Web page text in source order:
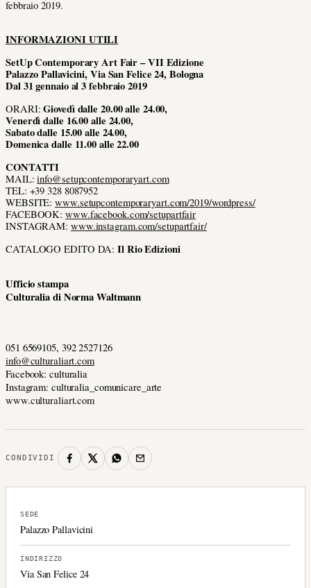
febbraio 2019.
INFORMAZIONI UTILI
SetUp Contemporary Art Fair – VII Edizione
Palazzo Pallavicini, Via San Felice 24, Bologna
Dal 31 gennaio al 3 febbraio 2019
ORARI:Giovedì dalle 20.00 alle 24.00,
Venerdì dalle 16.00 alle 24.00,
Sabato dalle 15.00 alle 24.00,
Domenica dalle 11.00 alle 22.00
CONTATTI
MAIL:info@setupcontemporaryart.com
TEL: +39 328 8087952
WEBSITE:www.setupcontemporaryart.com/2019/wordpress/
FACEBOOK:www.facebook.com/setupartfair
INSTAGRAM: www.instagram.com/setupartfair/
CATALOGO EDITO DA:Il Rio Edizioni
Ufficio stampa
Culturalia di Norma Waltmann
051 6569105, 392 2527126
info@culturaliart.com
Facebook: culturalia
Instagram: culturalia_comunicare_arte
www.culturaliart.com
CONDIVIDI
SEDE
Palazzo Pallavicini
INDIRIZZO
Via San Felice 24